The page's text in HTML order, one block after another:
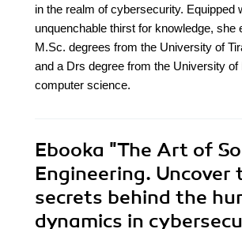
in the realm of cybersecurity. Equipped
unquenchable thirst for knowledge, she
M.Sc. degrees from the University of
and a Drs degree from the University of
computer science.
Ebooka "The Art of
Engineering. Uncover
secrets behind the
dynamics in